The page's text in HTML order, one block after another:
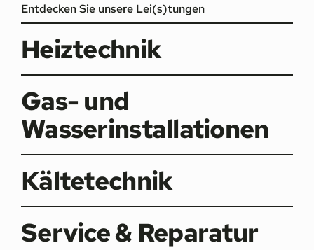
Entdecken Sie unsere Lei(s)tungen
Heiztechnik
Gas- und
Wasserinstallationen
Kältetechnik
Service & Reparatur